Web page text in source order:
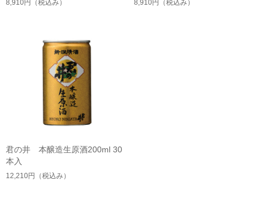
8,910円 （税込み） 8,910円 （税込み）
君の井 本醸造生原酒200ml 30
本入
12,210円 （税込み）